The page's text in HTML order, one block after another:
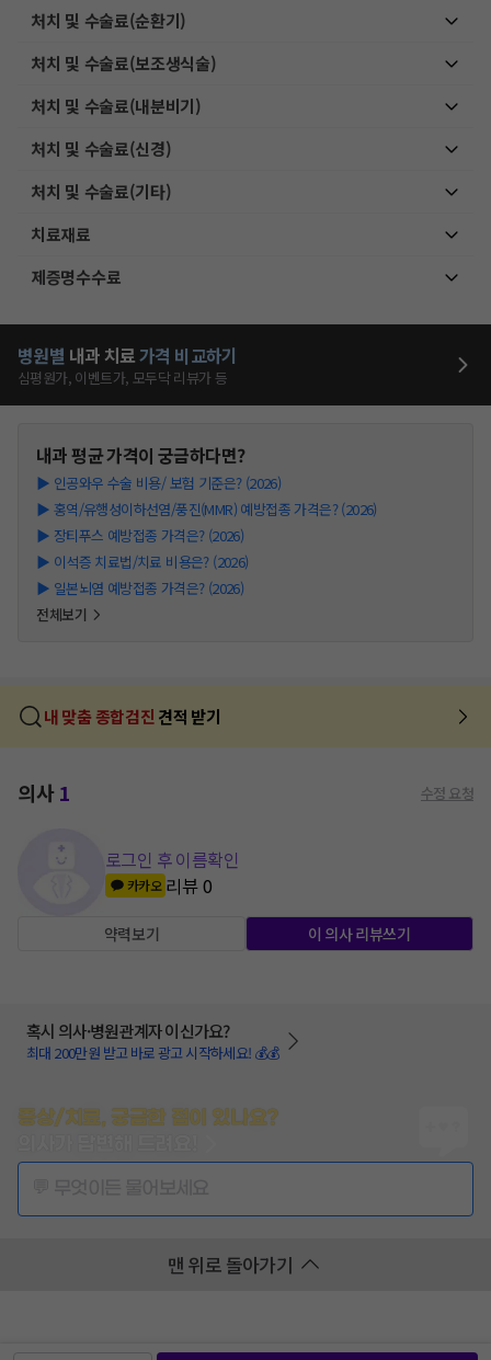
처치 및 수술료(순환기)
처치 및 수술료(보조생식술)
처치 및 수술료(내분비기)
처치 및 수술료(신경)
처치 및 수술료(기타)
치료재료
제증명수수료
병원별 내과 치료가격 비교하기
심평원가, 이벤트가, 모두닥 리뷰가 등
내과평균 가격이 궁금하다면?
▶ 인공와우 수술 비용/ 보험 기준은? (2026)
▶ 홍역/유행성이하선염/풍진(MMR) 예방접종 가격은? (2026)
▶ 장티푸스 예방접종 가격은? (2026)
▶ 이석증 치료법/치료 비용은? (2026)
▶ 일본뇌염 예방접종 가격은? (2026)
전체보기
내 맞춤 종합검진 견적 받기
의사1 수정 요청
로그인 후 이름확인
카카오 리뷰0
약력보기 이 의사 리뷰쓰기
혹시 의사·병원관계자 이신가요?
최대 200만원 받고 바로 광고 시작하세요! 💰💰
증상/치료, 궁금한 점이 있나요?
맨 위로 돌아가기